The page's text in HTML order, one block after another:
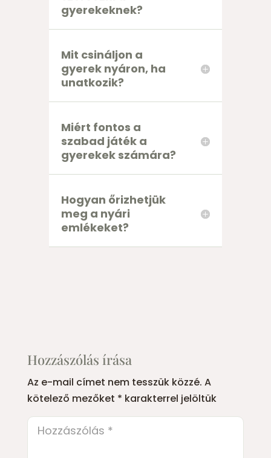
gyerekeknek?
Mit csináljon a
gyerek nyáron, ha
unatkozik?
Miért fontos a
szabad játék a
gyerekek számára?
Hogyan őrizhetjük
meg a nyári
emlékeket?
Hozzászólás írása
Az e-mail címet nem tesszük közzé. A
kötelező mezőket * karakterrel jelöltük